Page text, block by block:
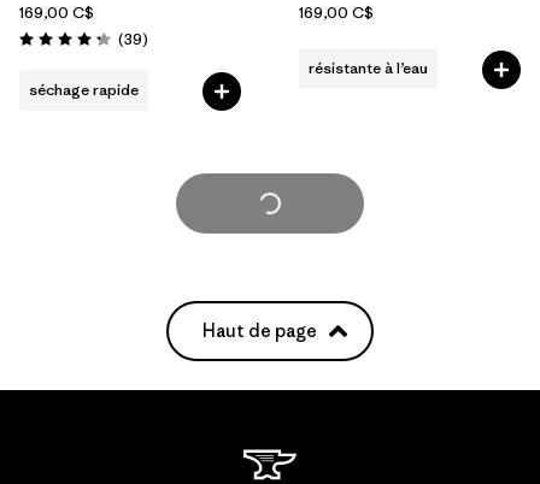
169,00 C$
Évaluation: 4.2 / 5
(39Avis
)
séchage rapide
169,00 C$
résistante à l’eau
Voir plus
Haut de page